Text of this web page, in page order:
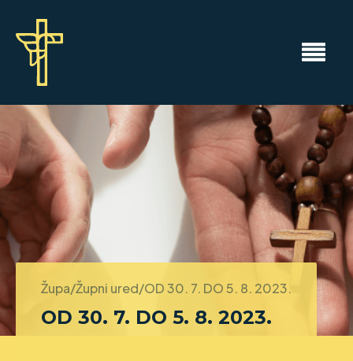
Župa/Župni ured/OD 30. 7. DO 5. 8. 2023.
OD 30. 7. DO 5. 8. 2023.